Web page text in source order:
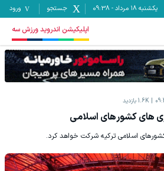
یکشنبه ۱۸ مرداد -
09:38 جستجو ورود
اپلیکیشن اندروید ورزش سه
1.6K بازدید